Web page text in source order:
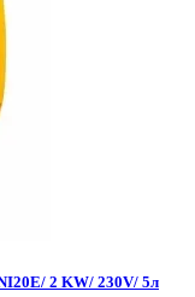
2 KW/ 230V/ 5л